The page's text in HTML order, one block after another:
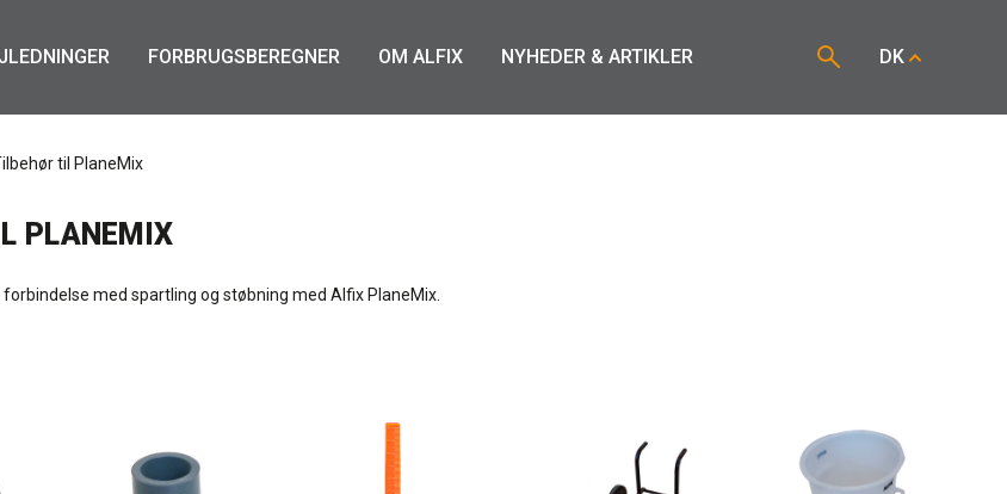
FORBRUGSBEREGNER OM ALFIX NYHEDER & ARTIKLER DK
til PlaneMix
PLANEMIX
med spartling og støbning med Alfix PlaneMix.